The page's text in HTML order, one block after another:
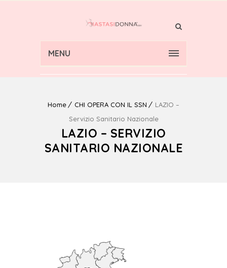
MENU
Home CHI OPERA CON IL SSN
LAZIO –
Servizio Sanitario Nazionale
LAZIO – SERVIZIO
SANITARIO NAZIONALE